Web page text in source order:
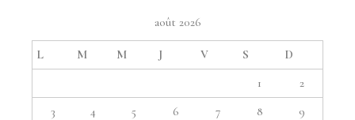
août 2026
L M M J V S
D
1
2
3
4 5 6 7 8
9